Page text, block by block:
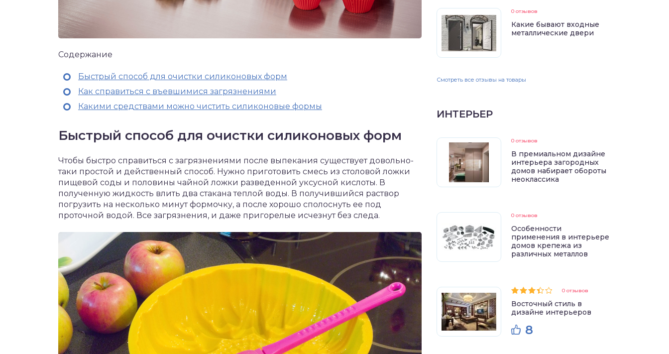
Содержание
Быстрый способ для очистки силиконовых форм
Как справиться с въевшимися загрязнениями
Какими средствами можно чистить силиконовые формы
Быстрый способ для очистки силиконовых форм
Чтобы быстро справиться с загрязнениями после выпекания существует довольно-
таки простой и действенный способ. Нужно приготовить смесь из столовой ложки
пищевой соды и половины чайной ложки разведенной уксусной кислоты. В
полученную жидкость влить два стакана теплой воды. В получившийся раствор
погрузить на несколько минут формочку, а после хорошо сполоснуть ее под
проточной водой. Все загрязнения, и даже пригорелые исчезнут без следа.
0 отзывов
Какие бывают входные
металлические двери
Смотреть все отзывы на товары
ИНТЕРЬЕР
0 отзывов
В премиальном дизайне
интерьера загородных
домов набирает обороты
неоклассика
0 отзывов
Особенности
применения в интерьере
домов крепежа из
различных металлов
0 отзывов
Восточный стиль в
дизайне интерьеров
8